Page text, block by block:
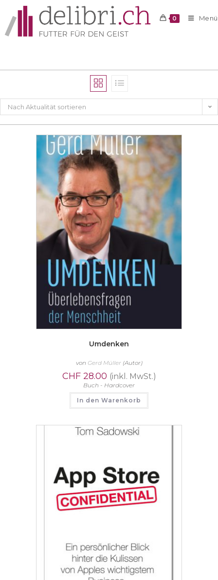
0 Menü
Nach Aktualität sortieren
Umdenken
von Gerd Müller(Autor)
CHF28.00 (inkl. MwSt.)
Buch - Hardcover
In den Warenkorb